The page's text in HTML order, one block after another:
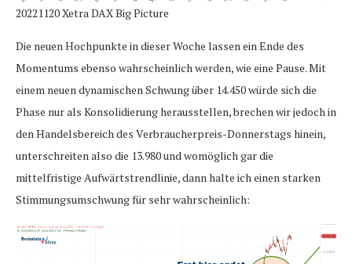
20221120 Xetra DAX Big Picture
Die neuen Hochpunkte in dieser Woche lassen ein Ende des
Momentums ebenso wahrscheinlich werden, wie eine Pause. Mit
einem neuen dynamischen Schwung über 14.450 würde sich die
Phase nur als Konsolidierung herausstellen, brechen wir jedoch in
den Handelsbereich des Verbraucherpreis-Donnerstags hinein,
unterschreiten also die 13.980 und womöglich gar die
mittelfristige Aufwärtstrendlinie, dann halte ich einen starken
Stimmungsumschwung für sehr wahrscheinlich: